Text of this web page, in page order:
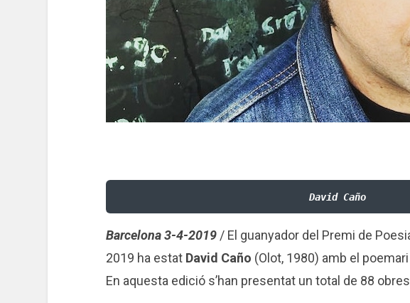
David Caño
Barcelona 3-4-2019/ El guanyador del Premi de
2019 ha estatDavid Caño (Olot, 1980) amb el poemari
En aquesta edició s’han presentat un total de 88